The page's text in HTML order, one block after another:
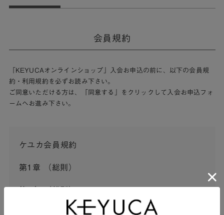
会員規約
「KEYUCAオンラインショップ」入会お申込の前に、以下の会員規
約・利用規約を必ずお読み下さい。
ご同意いただける方は、「同意する」をクリックして入会お申込フォ
ームへお進み下さい。
ケユカ会員規約
第1章 （総則）
この会員規約（以下「本規約」といいます。）は、河淳株